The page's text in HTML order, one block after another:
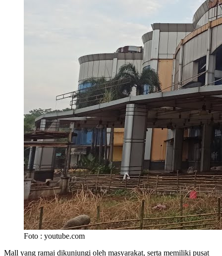
Foto : youtube.com
Mall yang ramai dikunjungi oleh masyarakat, serta memiliki pusat